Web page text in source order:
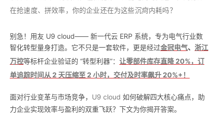
在抢速度、拼效率，你的企业还在为这些沉疴内耗吗？
别急！用友 U9 cloud—— 新一代云 ERP 系统，专为电气行业数
智化转型量身打造。它不只是一套软件，更是经过金冠电气、 浙江
万控等标杆企业验证的 “转型利器”： 让零部件库存直降 20%，订
单追踪时间从 2 天压缩至 2 小时，交付及时率飙升 20%+！
面对行业变革与市场竞争， U9 cloud 如何破解四大核心痛点，助
力企业实现效率与盈利的双重飞跃？下文为你揭开答案。